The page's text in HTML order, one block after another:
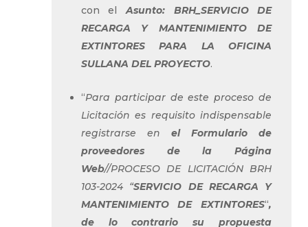
con elAsunto: BRH_SERVICIO DE
RECARGA Y MANTENIMIENTO DE
EXTINTORES PARA LA OFICINA
SULLANA DEL PROYECTO.
“Para participar de este proceso de
Licitación es requisito indispensable
registrarse en el Formulario de
proveedores de la Página
Web//PROCESO DE LICITACIÓN BRH
103-2024 “SERVICIO DE RECARGA Y
MANTENIMIENTO DE EXTINTORES“,
de lo contrario su propuesta